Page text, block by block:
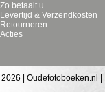
Zo betaalt u
Levertijd & Verzendkosten
Retourneren
Acties
| Oudefotoboeken.nl |